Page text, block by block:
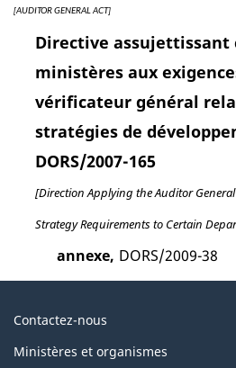
[AUDITOR GENERAL ACT]
Directive assujettissant
ministères aux
vérificateur général
stratégies de
DORS/2007-165
[Direction Applying the Auditor
Strategy Requirements to Certain
annexe, DORS/2009-38
Au
Contactez-nous
Ministères et organismes